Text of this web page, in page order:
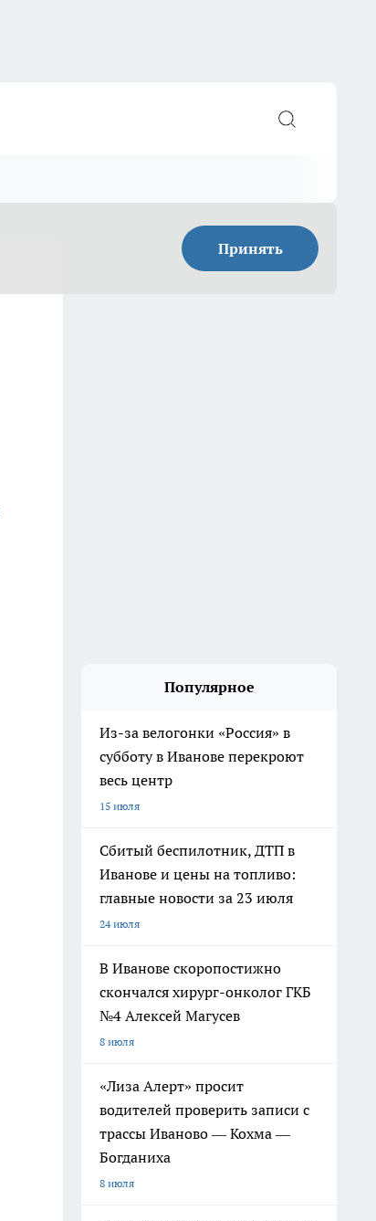
Принять
Популярное
Из-за велогонки «Россия» в
субботу в Иванове перекроют
весь центр
15 июля
Сбитый беспилотник, ДТП в
Иванове и цены на топливо:
главные новости за 23 июля
24 июля
В Иванове скоропостижно
скончался хирург-онколог ГКБ
№4 Алексей Магусев
8 июля
«Лиза Алерт» просит
водителей проверить записи с
трассы Иваново — Кохма —
Богданиха
8 июля